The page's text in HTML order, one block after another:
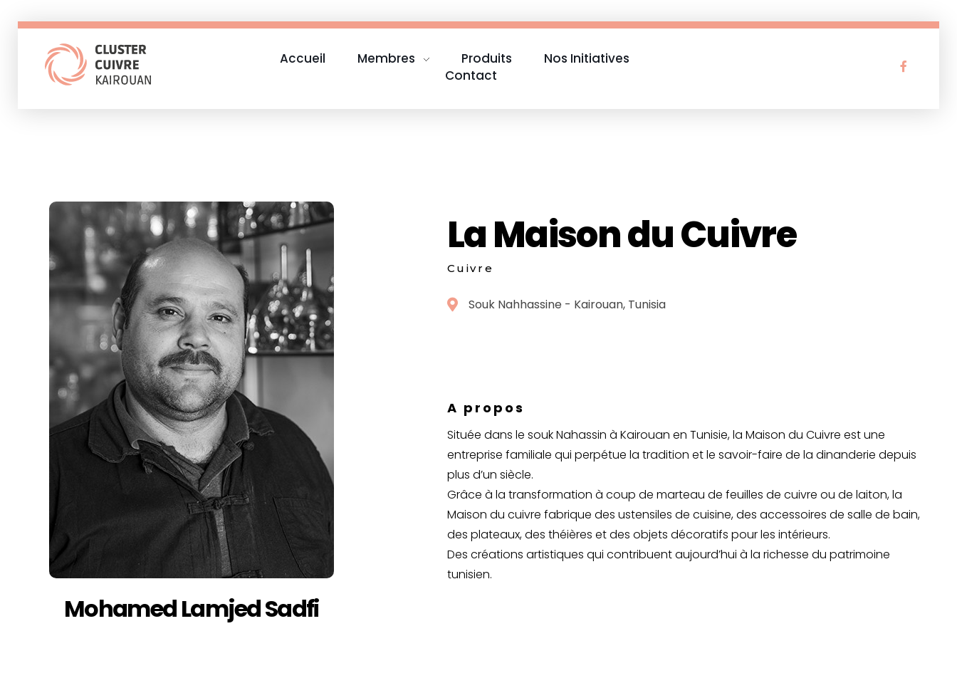
Accueil Membres Produits
Nos Initiatives
Contact
Mohamed Lamjed Sadfi
La Maison du Cuivre
Cuivre
Souk Nahhassine - Kairouan, Tunisia
A propos
Située dans le souk Nahassin à Kairouan en Tunisie, la Maison du Cuivre est une
entreprise familiale qui perpétue la tradition et le savoir-faire de la dinanderie depuis
plus d’un siècle.
Grâce à la transformation à coup de marteau de feuilles de cuivre ou de laiton, la
Maison du cuivre fabrique des ustensiles de cuisine, des accessoires de salle de bain,
des plateaux, des théières et des objets décoratifs pour les intérieurs.
Des créations artistiques qui contribuent aujourd’hui à la richesse du patrimoine
tunisien.